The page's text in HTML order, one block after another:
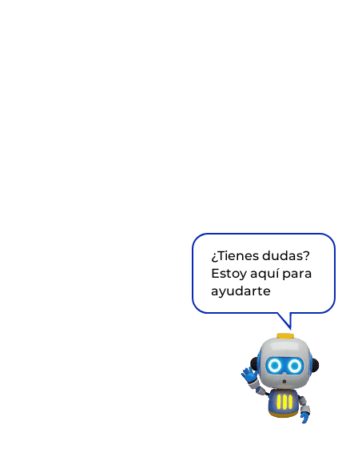
¿Tienes dudas?
Estoy aquí para
ayudarte